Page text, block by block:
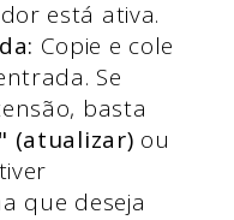
está ativa.
Copie e cole
Se
basta
(atualizar) ou
que deseja